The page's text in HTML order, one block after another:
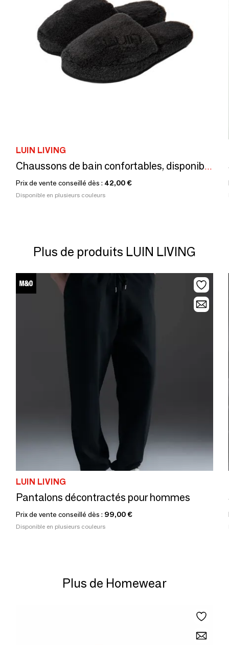
LUIN LIVING
Chaussons de bain confortables, disponible en 3 tailles
Prix de vente conseillé dès : 42,00 €
Disponible en plusieurs couleurs
Plus de produits LUIN LIVING
LUIN LIVING
Pantalons décontractés pour hommes
Prix de vente conseillé dès : 99,00 €
Disponible en plusieurs couleurs
Plus de Homewear